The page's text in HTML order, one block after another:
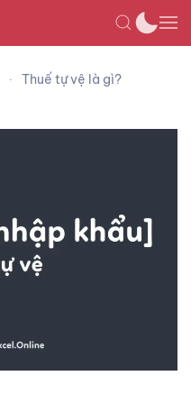
Thuế tự vệ là gì?